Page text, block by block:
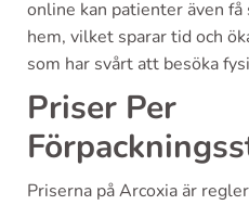
online kan patienter även
hem, vilket sparar tid och
som har svårt att besöka
Priser Per
Priserna på Arcoxia är